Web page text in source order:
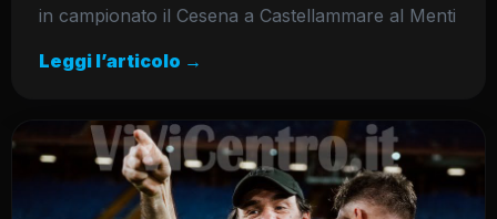
in campionato il Cesena a Castellammare al Menti
Leggi l’articolo →